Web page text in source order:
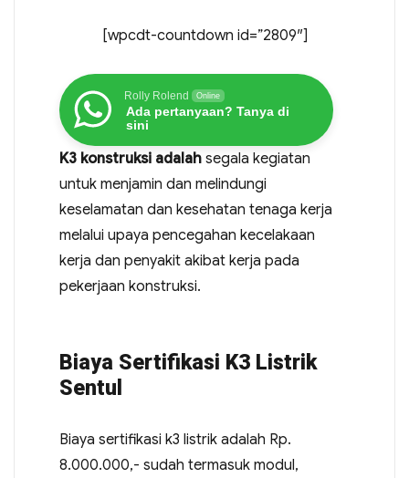
[wpcdt-countdown id=”2809″]
Rolly Rolend Online
Ada pertanyaan? Tanya di
sini
K3 konstruksi adalahsegala kegiatan
untuk menjamin dan melindungi
keselamatan dan kesehatan tenaga kerja
melalui upaya pencegahan kecelakaan
kerja dan penyakit akibat kerja pada
pekerjaan konstruksi.
Biaya Sertifikasi K3 Listrik
Sentul
Biaya sertifikasi k3 listrik adalah Rp.
8.000.000,- sudah termasuk modul,